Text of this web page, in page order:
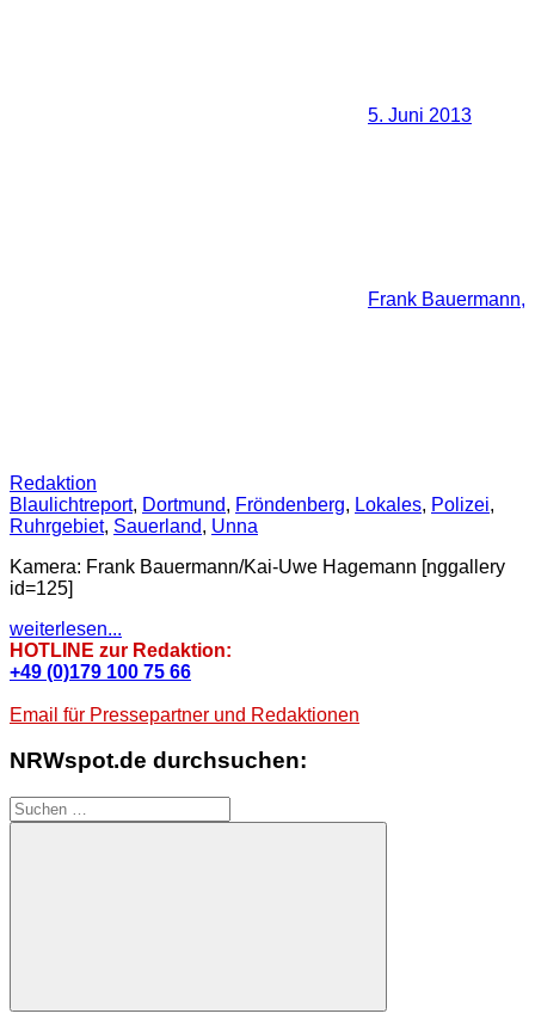
5. Juni 2013
Frank Bauermann,
Redaktion
Blaulichtreport, Dortmund, Fröndenberg, Lokales, Polizei,
Ruhrgebiet, Sauerland, Unna
Kamera: Frank Bauermann/Kai-Uwe Hagemann [nggallery
id=125]
weiterlesen...
HOTLINE zur Redaktion:
+49 (0)179 100 75 66
Email für Pressepartner und Redaktionen
NRWspot.de durchsuchen:
Suchen
nach:
Suchen